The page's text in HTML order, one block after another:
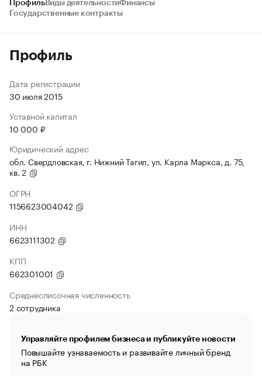
ПрофильВиды деятельностиФинансы
Государственные контракты
Профиль
Дата регистрации
30 июля 2015
Уставной капитал
10 000 ₽
Юридический адрес
обл. Свердловская, г. Нижний Тагил, ул. Карла Маркса, д. 75,
кв. 2
ОГРН
1156623004042
ИНН
6623111302
КПП
662301001
Среднесписочная численность
2 сотрудника
Управляйте профилем бизнеса и публикуйте новости
Повышайте узнаваемость и развивайте личный бренд
на РБК